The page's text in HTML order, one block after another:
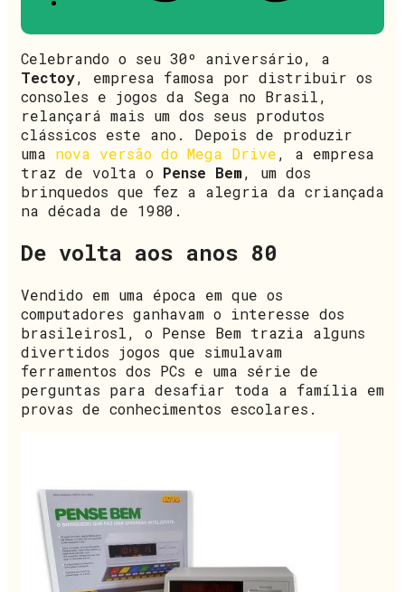
Celebrando o seu 30º aniversário, a
Tectoy, empresa famosa por distribuir os
consoles e jogos da Sega no Brasil,
relançará mais um dos seus produtos
clássicos este ano. Depois de produzir
uma nova versão do Mega Drive, a empresa
traz de volta o Pense Bem, um dos
brinquedos que fez a alegria da criançada
na década de 1980.
De volta aos anos 80
Vendido em uma época em que os
computadores ganhavam o interesse dos
brasileirosl, o Pense Bem trazia alguns
divertidos jogos que simulavam
ferramentos dos PCs e uma série de
perguntas para desafiar toda a família em
provas de conhecimentos escolares.